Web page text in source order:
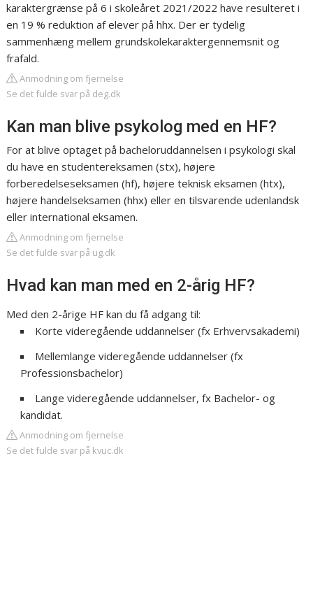
karaktergrænse på 6 i skoleåret 2021/2022 have resulteret i
en 19 % reduktion af elever på hhx. Der er tydelig
sammenhæng mellem grundskolekaraktergennemsnit og
frafald.
Anmodning om fjernelse
Se det fulde svar på deg.dk
Kan man blive psykolog med en HF?
For at blive optaget på bacheloruddannelsen i psykologi skal
du have en studentereksamen (stx), højere
forberedelseseksamen (hf), højere teknisk eksamen (htx),
højere handelseksamen (hhx) eller en tilsvarende udenlandsk
eller international eksamen.
Anmodning om fjernelse
Se det fulde svar på ug.dk
Hvad kan man med en 2-årig HF?
Med den 2-årige HF kan du få adgang til:
Korte videregående uddannelser (fx Erhvervsakademi)
Mellemlange videregående uddannelser (fx
Professionsbachelor)
Lange videregående uddannelser, fx Bachelor- og
kandidat.
Anmodning om fjernelse
Se det fulde svar på kvuc.dk